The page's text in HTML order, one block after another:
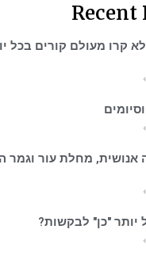
Recent
קרו מעולם קורים בכל
אנושית, מחלת עור וגמר
יותר "כן" לבקשות?